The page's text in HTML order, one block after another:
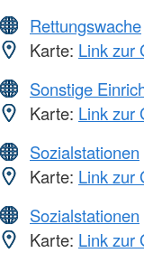
Rettungswache
Karte: Link zur
Sonstige
Karte: Link zur
Sozialstationen
Karte: Link zur
Sozialstationen
Karte: Link zur